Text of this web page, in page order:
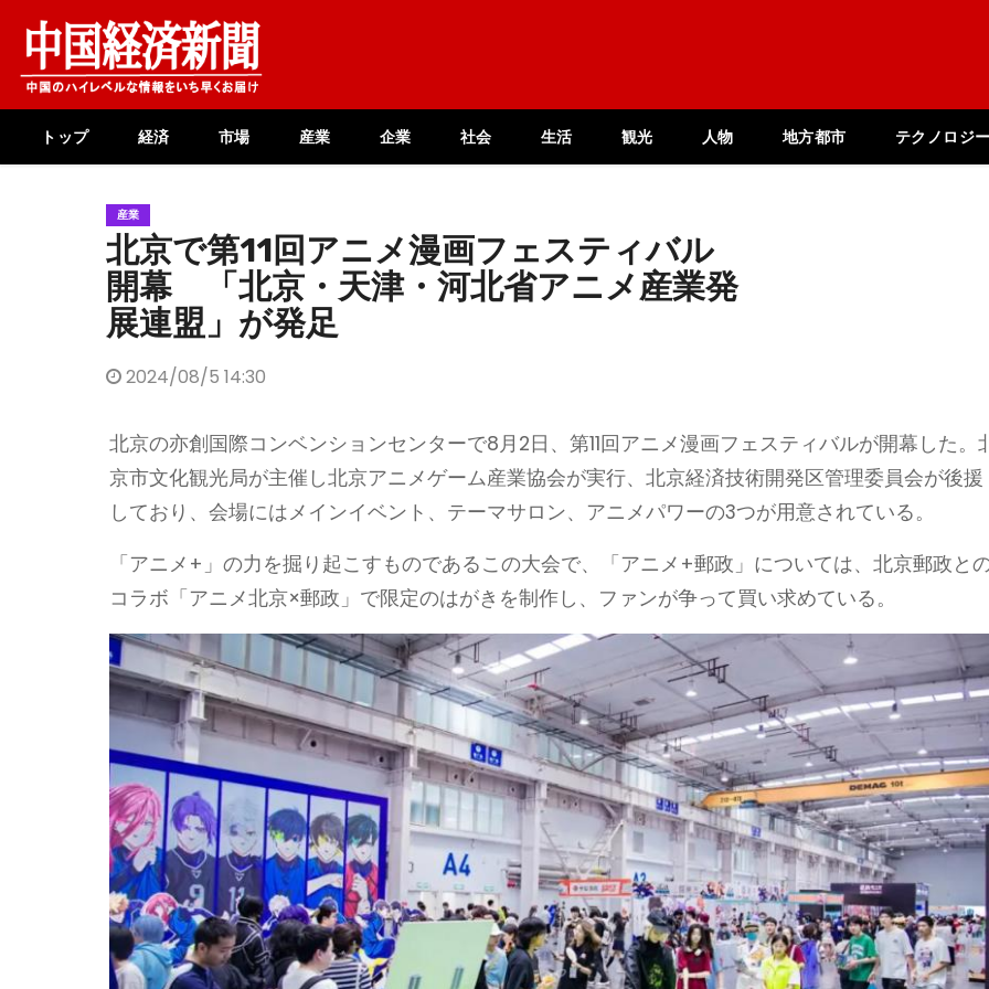
content
トップ 経済 市場 産業 企業 社会 生活 観光 人物 地方都市 テクノロジ
産業
北京で第11回アニメ漫画フェスティバル
開幕 「北京・天津・河北省アニメ産業発
展連盟」が発足
2024/08/5 14:30
北京の亦創国際コンベンションセンターで8月2日、第11回アニメ漫画フェスティバルが開幕した。
京市文化観光局が主催し北京アニメゲーム産業協会が実行、北京経済技術開発区管理委員会が後援
しており、会場にはメインイベント、テーマサロン、アニメパワーの3つが用意されている。
「アニメ+」の力を掘り起こすものであるこの大会で、「アニメ+郵政」については、北京郵政と
コラボ「アニメ北京×郵政」で限定のはがきを制作し、ファンが争って買い求めている。